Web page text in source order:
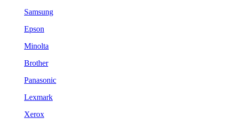
Samsung
Epson
Minolta
Brother
Panasonic
Lexmark
Xerox